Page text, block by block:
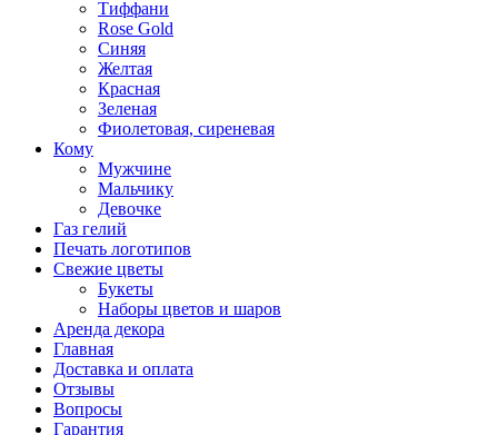
Тиффани
Rose Gold
Синяя
Желтая
Красная
Зеленая
Фиолетовая, сиреневая
Кому
Мужчине
Мальчику
Девочке
Газ гелий
Печать логотипов
Свежие цветы
Букеты
Наборы цветов и шаров
Аренда декора
Главная
Доставка и оплата
Отзывы
Вопросы
Гарантия